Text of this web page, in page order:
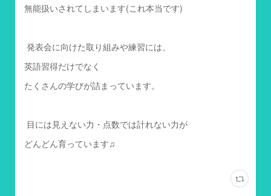
無能扱いされてしまいます(これ本当です)
発表会に向けた取り組みや練習には、
英語習得だけでなく
たくさんの学びが詰まっています。
目には見えない力・点数では計れない力が
どんどん育っています♫